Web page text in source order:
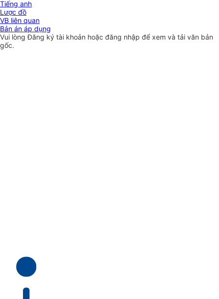
Tiếng anh
Lược đồ
VB liên quan
Bản án áp dụng
Vui lòngĐăng ký tài khoản hoặc đăng nhập để xem và tải văn bản
gốc.